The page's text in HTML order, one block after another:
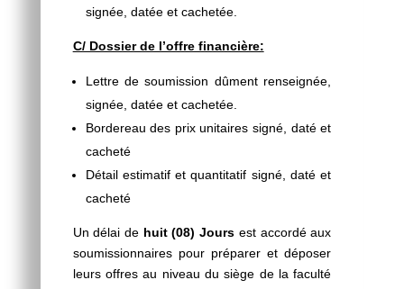
signée, datée et cachetée.
C/ Dossier de l’offre financière:
Lettre de soumission dûment renseignée,
signée, datée et cachetée.
Bordereau des prix unitaires signé, daté et
cacheté
Détail estimatif et quantitatif signé, daté et
cacheté
Un délai de huit (08) Jours est accordé aux
soumissionnaires pour préparer et déposer
leurs offres au niveau du siège de la faculté